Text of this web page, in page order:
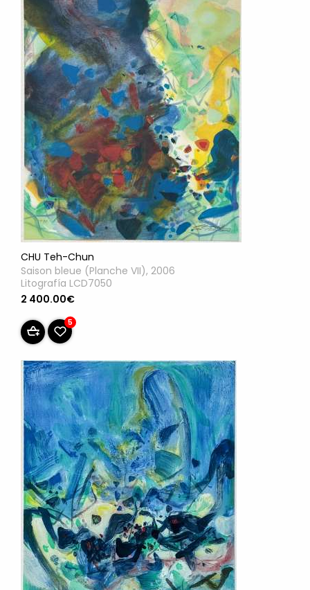
CHU Teh-Chun
Saison bleue (Planche VII), 2006
Litografía LCD7050
2 400.00€
5